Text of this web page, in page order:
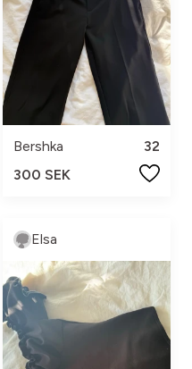
Bershka
32
300 SEK
Elsa